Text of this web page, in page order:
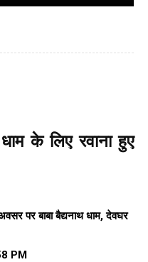
के लिए रवाना हुए
पर बाबा बैद्यनाथ धाम, देवघर
PM